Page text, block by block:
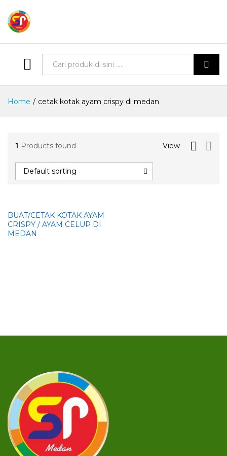
Semua Produk
Cari
Home / cetak kotak ayam crispy di medan
1 Products found View
Default sorting
BUAT/CETAK KOTAK AYAM
CRISPY / AYAM CELUP DI
MEDAN